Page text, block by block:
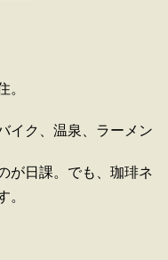
。
イク、温泉、ラーメン
が日課。でも、珈琲ネ
。